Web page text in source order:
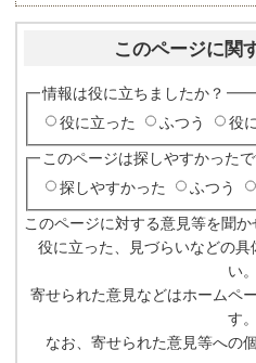
このページに関
情報は役に立ちましたか？
役に立った
ふつう 役
このページは探しやすかった
探しやすかった
ふつう
このページに対する意見等を聞か
役に立った、見づらいなどの
い。
寄せられた意見などはホームペ
す。
なお、寄せられた意見等への